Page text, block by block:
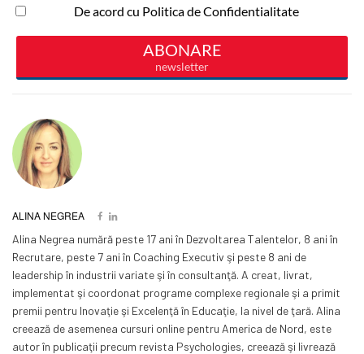
ALINA NEGREA
Alina Negrea numără peste 17 ani în Dezvoltarea Talentelor, 8 ani în
Recrutare, peste 7 ani în Coaching Executiv şi peste 8 ani de
leadership în industrii variate şi în consultanţă. A creat, livrat,
implementat şi coordonat programe complexe regionale şi a primit
premii pentru Inovaţie şi Excelenţă în Educaţie, la nivel de ţară. Alina
creează de asemenea cursuri online pentru America de Nord, este
autor în publicaţii precum revista Psychologies, creează şi livrează